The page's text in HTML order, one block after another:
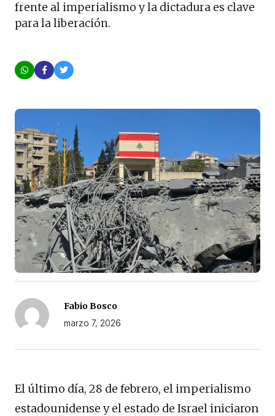
frente al imperialismo y la dictadura es clave
para la liberación.
Fabio Bosco
marzo 7, 2026
El último día, 28 de febrero, el imperialismo
estadounidense y el estado de Israel iniciaron